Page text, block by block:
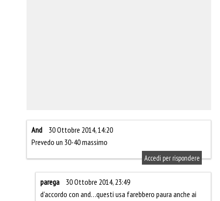
And
30 Ottobre 2014, 14:20
Prevedo un 30-40 massimo
Accedi per rispondere
parega
30 Ottobre 2014, 23:49
d’accordo con and…questi usa farebbero paura anche ai